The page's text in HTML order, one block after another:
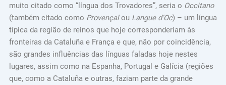
muito citado como “língua dos Trovadores”, seria o Occitano
(também citado como Provençalou Langue d’Oc) – um língua
típica da região de reinos que hoje corresponderiam às
fronteiras da Cataluña e França e que, não por coincidência,
são grandes influências das línguas faladas hoje nestes
lugares, assim como na Espanha, Portugal e Galícia (regiões
que, como a Cataluña e outras, faziam parte da grande